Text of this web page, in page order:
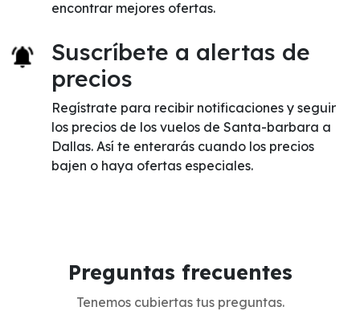
encontrar mejores ofertas.
Suscríbete a alertas de
precios
Regístrate para recibir notificaciones y seguir
los precios de los vuelos de Santa-barbara a
Dallas. Así te enterarás cuando los precios
bajen o haya ofertas especiales.
Preguntas frecuentes
Tenemos cubiertas tus preguntas.